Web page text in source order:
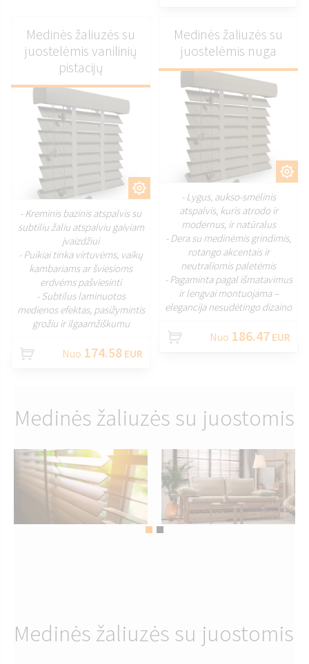
PRITAIKYTI
Medinės žaliuzės su
juostelėmis vanilinių
pistacijų
- Kreminis bazinis atspalvis su
subtiliu žaliu atspalviu gaiviam
įvaizdžiui
- Puikiai tinka virtuvėms, vaikų
kambariams ar šviesioms
erdvėms pašviesinti
- Subtilus laminuotos
medienos efektas, pasižymintis
grožiu ir ilgaamžiškumu
Nuo 174.58 EUR
PRITAIKYTI
Medinės žaliuzės su
juostelėmis nuga
- Lygus, aukso-smėlinis
atspalvis, kuris atrodo ir
modernus, ir natūralus
- Dera su medinėmis grindimis,
rotango akcentais ir
neutraliomis paletėmis
- Pagaminta pagal išmatavimus
ir lengvai montuojama –
elegancija nesudėtingo dizaino
Nuo 186.47 EUR
Medinės žaliuzės su juostomis
Medinės žaliuzės su juostomis